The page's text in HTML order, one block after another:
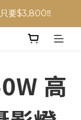
要$3,800‼️
要$3,800‼️高